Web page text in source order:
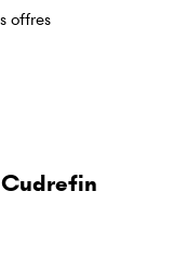
offres